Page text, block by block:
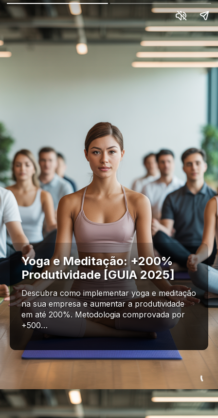
Yoga e Meditação: +200%
Produtividade [GUIA 2025]
Descubra como implementar yoga e meditação
na sua empresa e aumentar a produtividade
em até 200%. Metodologia comprovada por
+500…